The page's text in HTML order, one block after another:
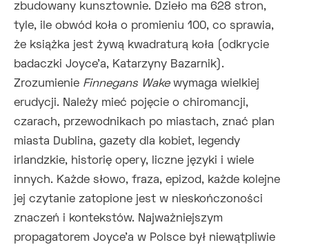
zbudowany kunsztownie. Dzieło ma 628 stron,
tyle, ile obwód koła o promieniu 100, co sprawia,
że książka jest żywą kwadraturą koła (odkrycie
badaczki Joyce'a, Katarzyny Bazarnik).
Zrozumienie Finnegans Wakewymaga wielkiej
erudycji. Należy mieć pojęcie o chiromancji,
czarach, przewodnikach po miastach, znać plan
miasta Dublina, gazety dla kobiet, legendy
irlandzkie, historię opery, liczne języki i wiele
innych. Każde słowo, fraza, epizod, każde kolejne
jej czytanie zatopione jest w nieskończoności
znaczeń i kontekstów. Najważniejszym
propagatorem Joyce'a w Polsce był niewątpliwie